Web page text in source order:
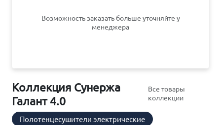
Возможность заказать больше уточняйте у
менеджера
Коллекция Сунержа
Галант 4.0
Все товары
коллекции
Полотенцесушители электрические